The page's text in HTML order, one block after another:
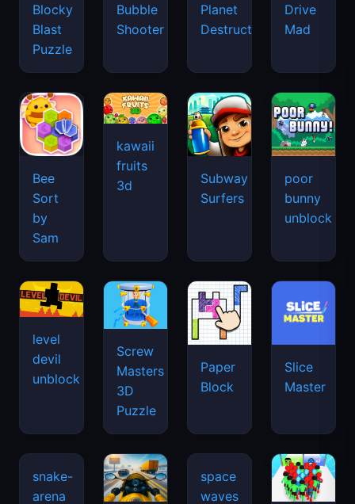
Blocky
Blast
Puzzle
Bubble
Shooter
Planet
Destruction
Drive
Mad
Bee
Sort
by
Sam
kawaii
fruits
3d
Subway
Surfers
poor
bunny
unblock
level
devil
unblock
Screw
Masters
3D
Puzzle
Paper
Block
Slice
Master
snake-
arena
space
waves